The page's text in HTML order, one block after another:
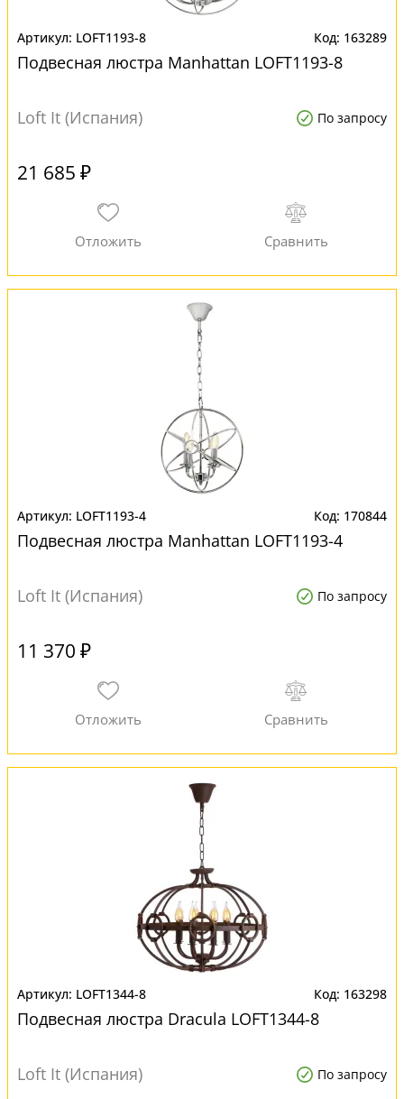
LOFT1193-8 163289
Подвесная люстра Manhattan LOFT1193-8
Loft It (Испания) По запросу
21 685 ₽
LOFT1193-4 170844
Подвесная люстра Manhattan LOFT1193-4
Loft It (Испания) По запросу
11 370 ₽
LOFT1344-8 163298
Подвесная люстра Dracula LOFT1344-8
Loft It (Испания) По запросу